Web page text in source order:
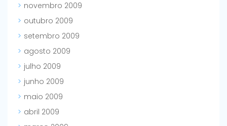
novembro 2009
outubro 2009
setembro 2009
agosto 2009
julho 2009
junho 2009
maio 2009
abril 2009